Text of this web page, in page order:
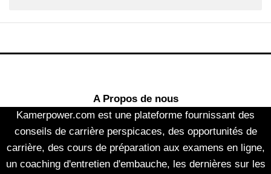
A Propos de nous
Kamerpower.com est une plateforme fournissant des
conseils de carrière perspicaces, des opportunités de
carrière, des cours de préparation aux examens en ligne,
un coaching d'entretien d'embauche, les dernières sur les